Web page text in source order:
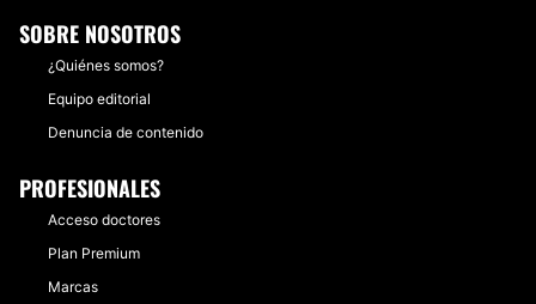
SOBRE NOSOTROS
¿Quiénes somos?
Equipo editorial
Denuncia de contenido
PROFESIONALES
Acceso doctores
Plan Premium
Marcas